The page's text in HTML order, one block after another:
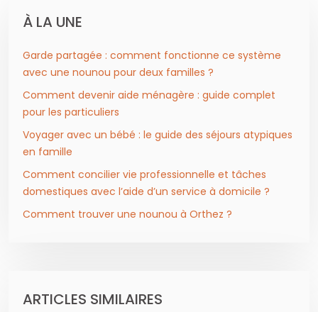
À LA UNE
Garde partagée : comment fonctionne ce système
avec une nounou pour deux familles ?
Comment devenir aide ménagère : guide complet
pour les particuliers
Voyager avec un bébé : le guide des séjours atypiques
en famille
Comment concilier vie professionnelle et tâches
domestiques avec l’aide d’un service à domicile ?
Comment trouver une nounou à Orthez ?
ARTICLES SIMILAIRES